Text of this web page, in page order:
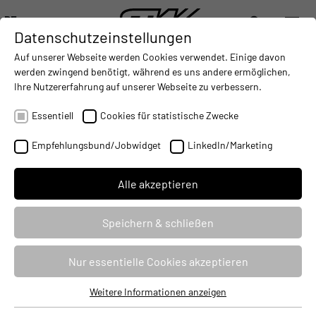
DE
DEUTSCH (DE)
ENGLISH (EN)
中文 (ZH)
DIGITALISIERUNG - CONNECTING THE WORLD OF MOBILE MACHINES
AUTOMATISIERUNG - IMPROVING MOBILE MACHINES
INTEGRATION
QUALITÄT & ZERTIFIKATE
STW legt großen Wert darauf, in allen unternehmerischen
Aktivitäten der gesellschaftlichen Verantwortung gerecht zu
Datenschutzeinstellungen
Auf unserer Webseite werden Cookies verwendet. Einige davon
werden zwingend benötigt, während es uns andere ermöglichen,
Ihre Nutzererfahrung auf unserer Webseite zu verbessern.
Essentiell Cookies für statistische Zwecke
Empfehlungsbund/Jobwidget LinkedIn/Marketing
Alle akzeptieren
Speichern & schließen
Nur essentielle Cookies akzeptieren
Weitere Informationen anzeigen